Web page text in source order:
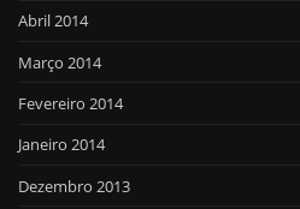
Abril 2014
Março 2014
Fevereiro 2014
Janeiro 2014
Dezembro 2013